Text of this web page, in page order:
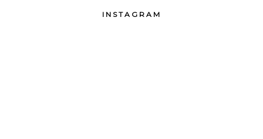
INSTAGRAM